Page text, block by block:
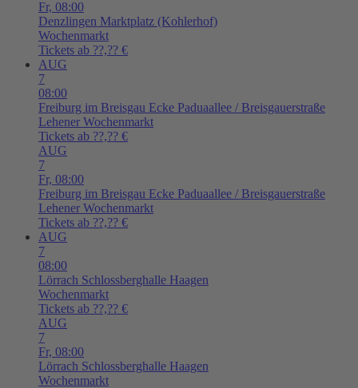
Fr, 08:00
Denzlingen Marktplatz (Kohlerhof)
Wochenmarkt
Tickets ab ??,?? €
AUG
7
08:00
Freiburg im Breisgau Ecke Paduaallee / Breisgauerstraße
Lehener Wochenmarkt
Tickets ab ??,?? €
AUG
7
Fr, 08:00
Freiburg im Breisgau Ecke Paduaallee / Breisgauerstraße
Lehener Wochenmarkt
Tickets ab ??,?? €
AUG
7
08:00
Lörrach Schlossberghalle Haagen
Wochenmarkt
Tickets ab ??,?? €
AUG
7
Fr, 08:00
Lörrach Schlossberghalle Haagen
Wochenmarkt